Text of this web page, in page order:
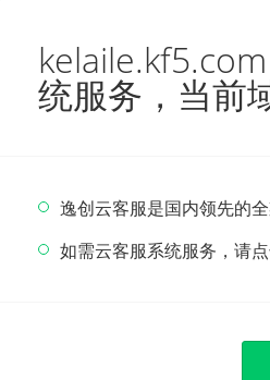
统服务，当前
逸创云客服是国内领先的
如需云客服系统服务，请